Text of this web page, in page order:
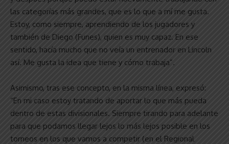
las categorías más grandes, que es lo que a mí me gusta.
Estoy, como siempre, aprendiendo de los jugadores y
también de Diego (Funes), quien es muy capaz. En ese
sentido, hacía mucho que no veía un entrenador en Lincoln
así. Me gusta la idea que tiene y cómo trabaja”.
Asimismo, tras ese concepto, en la misma línea, expresó:
“En mi caso estoy tratando de aportar lo que más pueda
dentro de estas divisionales. Siempre tirando para adelante
para que podamos llegar lejos lo más lejos posible en los
torneos en los que vamos a competir (en el Regional